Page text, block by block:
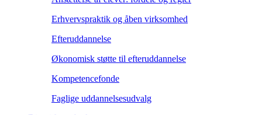
Erhvervspraktik og åben virksomhed
Efteruddannelse
Økonomisk støtte til efteruddannelse
Kompetencefonde
Faglige uddannelsesudvalg